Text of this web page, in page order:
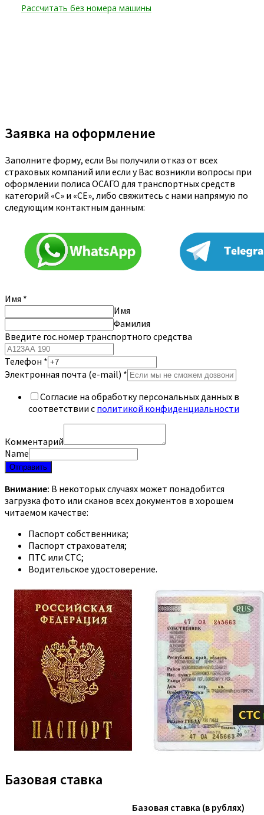
Заявка на оформление
Заполните форму, если Вы получили отказ от всех
страховых компаний или если у Вас возникли вопросы при
оформлении полиса ОСАГО для транспортных средств
категорий «C» и «CE», либо свяжитесь с нами напрямую по
следующим контактным данным:
Имя *
Имя
Фамилия
Введите гос.номер транспортного средства
Телефон *
Электронная почта (e-mail) *
Согласие на обработку персональных данных в
соответствии с политикой конфиденциальности
Комментарий
Name
Отправить
Внимание: В некоторых случаях может понадобится
загрузка фото или сканов всех документов в хорошем
читаемом качестве:
Паспорт собственника;
Паспорт страхователя;
ПТС или СТС;
Водительское удостоверение.
Базовая ставка
Базовая ставка (в рублях)